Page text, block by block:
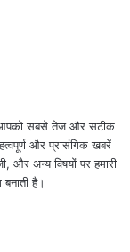
सबसे तेज और सटीक
और प्रासंगिक खबरें
और अन्य विषयों पर हमारी
है।